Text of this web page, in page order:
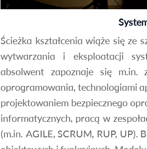
Ścieżka kształcenia wiąże się ze
wytwarzania i eksploatacji
absolwent zapoznaje się m.in.
oprogramowania, technologiami
projektowaniem bezpiecznego
informatycznych, pracą w
(m.in. AGILE, SCRUM, RUP,